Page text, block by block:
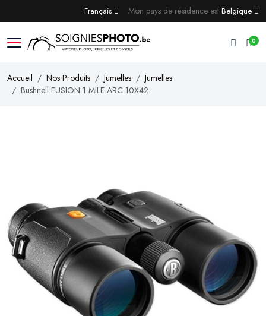
Mon pays de résidence est Belgique
Français
0
Accueil Nos Produits Jumelles
Jumelles
Bushnell FUSION 1 MILE ARC 10X42